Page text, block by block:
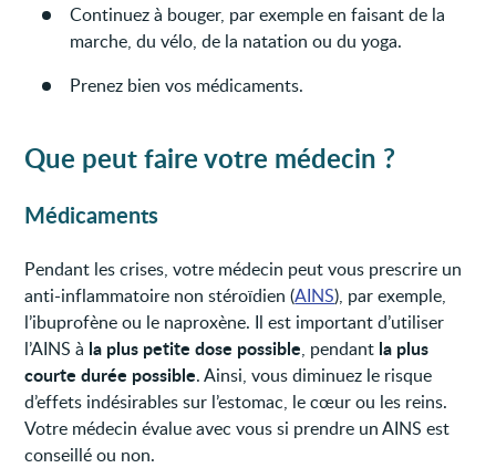
Continuez à bouger, par exemple en faisant de la
marche, du vélo, de la natation ou du yoga.
Prenez bien vos médicaments.
Que peut faire votre médecin ?
Médicaments
Pendant les crises, votre médecin peut vous prescrire un
anti-inflammatoire non stéroïdien (AINS), par exemple,
l’ibuprofène ou le naproxène. Il est important d’utiliser
l’AINS à la plus petite dose possible, pendant la plus
courte durée possible. Ainsi, vous diminuez le risque
d’effets indésirables sur l’estomac, le cœur ou les reins.
Votre médecin évalue avec vous si prendre un AINS est
conseillé ou non.